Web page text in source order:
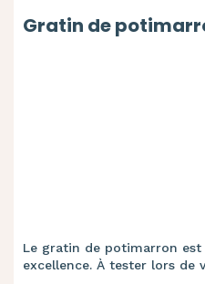
Gratin de
Le gratin de potimarron
excellence. À tester lors de